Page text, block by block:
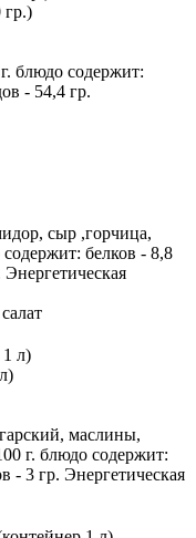
гр.)
блюдо содержит:
- 54,4 гр.
сыр ,горчица,
белков - 8,8
маслины,
г. блюдо содержит:
- 3 гр. Энергетическая